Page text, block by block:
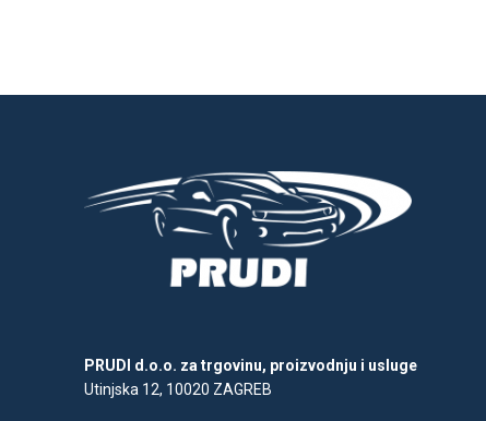
PRUDI d.o.o. za trgovinu, proizvodnju i usluge
Utinjska 12, 10020 ZAGREB